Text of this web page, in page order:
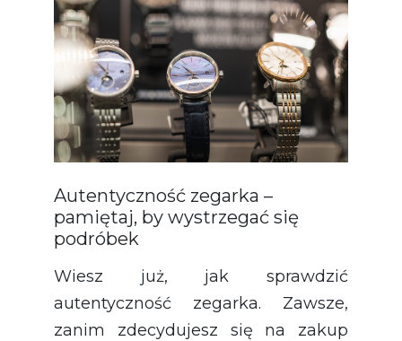
Autentyczność zegarka –
pamiętaj, by wystrzegać się
podróbek
Wiesz już, jak sprawdzić
autentyczność zegarka. Zawsze,
zanim zdecydujesz się na zakup